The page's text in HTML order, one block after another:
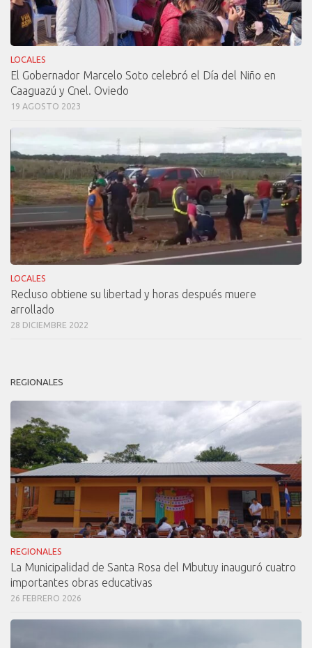
LOCALES
El Gobernador Marcelo Soto celebró el Día del Niño en
Caaguazú y Cnel. Oviedo
19 AGOSTO 2023
LOCALES
Recluso obtiene su libertad y horas después muere
arrollado
28 DICIEMBRE 2022
REGIONALES
REGIONALES
La Municipalidad de Santa Rosa del Mbutuy inauguró cuatro
importantes obras educativas
26 FEBRERO 2026